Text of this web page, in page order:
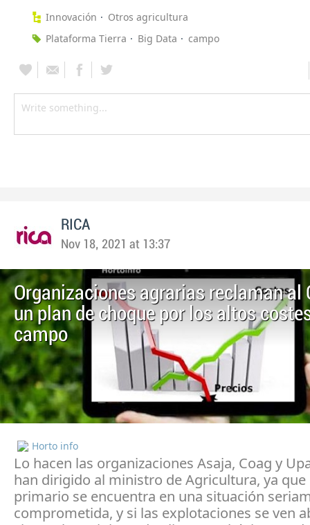
Innovación
Otros agricultura
Plataforma Tierra
Big Data campo
RICA
Nov 18, 2021 at 13:37
Organizaciones agrarias reclaman al
un plan de choque por los altos
campo
Horto info
Lo hacen las organizaciones Asaja, Coag y
han dirigido al ministro de Agricultura, ya que
primario se encuentra en una situación
comprometida, y si las explotaciones se ven